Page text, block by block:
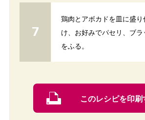
鶏肉とアボカドを皿に盛
け、お好みでパセリ、ブラ
をふる。
このレシピを印刷